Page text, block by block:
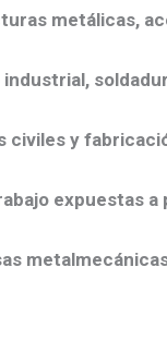
metálicas,
civiles y
expuestas a